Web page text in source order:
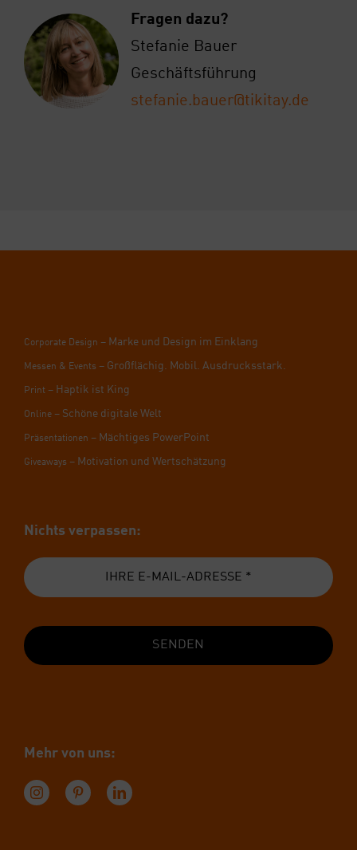
Fra­gen dazu?
Ste­fa­nie Bau­er
Geschäfts­füh­rung
stefanie.bauer@tikitay.de
Cor­po­ra­te Design – Mar­ke und Design im Ein­klang
Mes­sen & Events – Groß­flä­chig. Mobil. Aus­drucks­stark.
Print – Hap­tik ist King
Online – Schö­ne digi­ta­le Welt
Prä­sen­ta­tio­nen – Mäch­ti­ges Power­Point
Givea­ways – Moti­va­ti­on und Wert­schät­zung
Nichts ver­pas­sen:
SENDEN
Mehr von uns: